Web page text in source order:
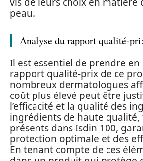
peau.
Analyse du rapport qualité-
Il est essentiel de prendre en
rapport qualité-prix de ce
nombreux dermatologues
coût plus élevé peut être
l’efficacité et la qualité des
ingrédients de haute qualité,
présents dans Isdin 100,
protection optimale et des
En tenant compte de ces